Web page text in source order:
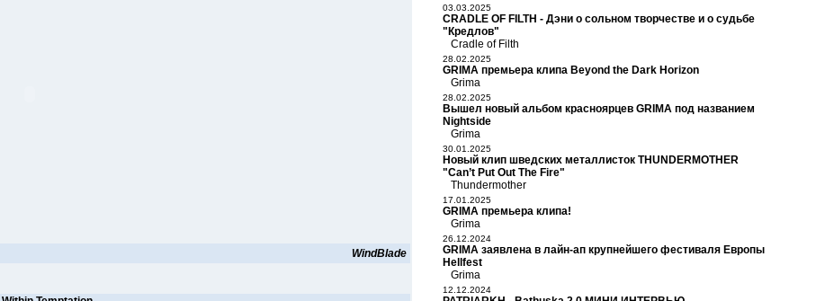
WindBlade
03.03.2025
CRADLE OF FILTH - Дэни о сольном творчестве и о судьбе
"Кредлов"
Cradle of Filth
28.02.2025
GRIMA премьера клипа Beyond the Dark Horizon
Grima
28.02.2025
Вышел новый альбом красноярцев GRIMA под названием
Nightside
Grima
30.01.2025
Новый клип шведских металлисток THUNDERMOTHER
"Can’t Put Out The Fire"
Thundermother
17.01.2025
GRIMA премьера клипа!
Grima
26.12.2024
GRIMA заявлена в лайн-ап крупнейшего фестиваля Европы
Hellfest
Grima
12.12.2024